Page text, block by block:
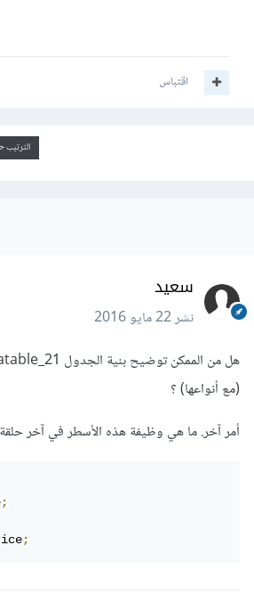
اقتباس
الترتيب
سعيد
نشر22 مايو 2016
(مع أنواعها) ؟
أمر آخر. ما هي وظيفة هذه الأسطر في آخر حلقة while:
;
;